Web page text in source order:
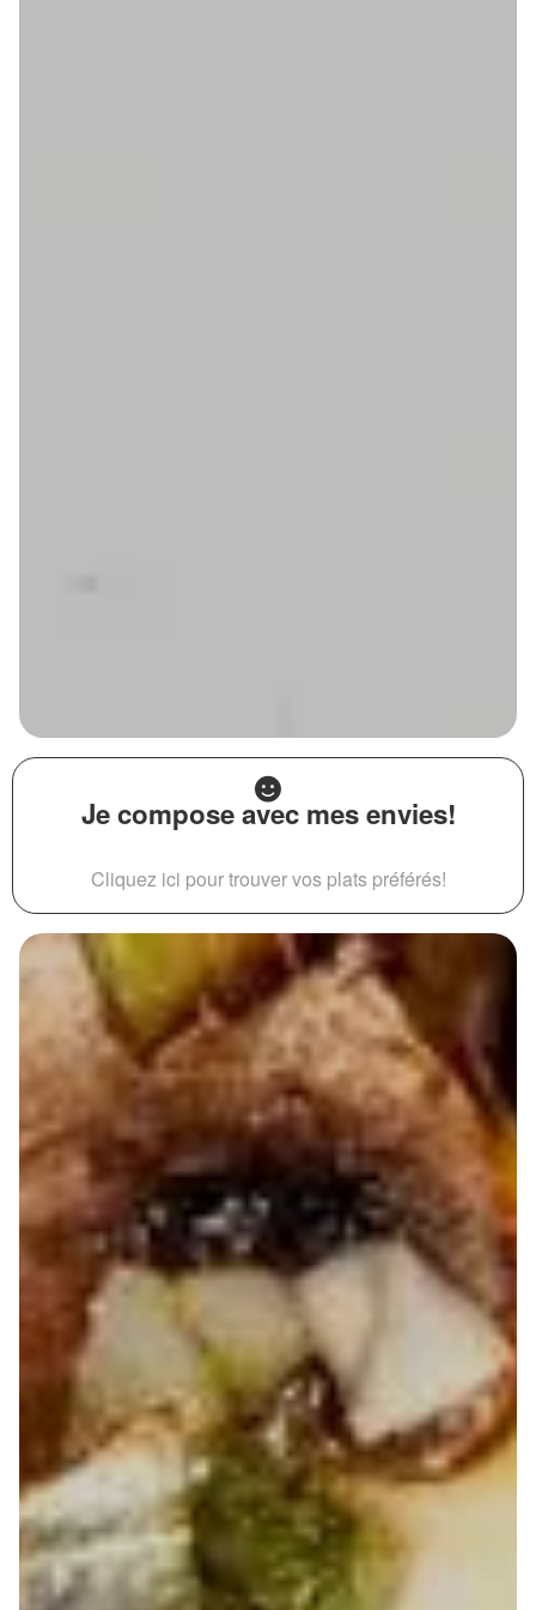
Je compose avec mes envies!
Cliquez ici pour trouver vos plats préférés!